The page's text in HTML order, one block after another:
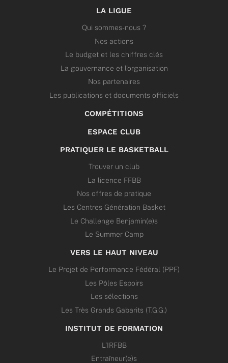
LA LIGUE
Qui sommes-nous ?
Nos actions
Le budget et les chiffres clés
La gouvernance et l’organisation
Nos partenaires
Les publications et documents officiels
COMPÉTITIONS
ESPACE CLUB
PRATIQUER LE BASKETBALL
Trouver un club
La licence FFBB
Nos offres de pratique
Les Centres Génération Basket
Le Challenge Benjamin(e)s
Le Summer Camp
VERS LE HAUT NIVEAU
Le Projet de Performance Fédéral (PPF)
Les Pôles Espoirs
Les sélections
Les Très Grands Gabarits (T.G.G.)
INSTITUT DE FORMATION
L’IRFBB
Entraîneur(e)s